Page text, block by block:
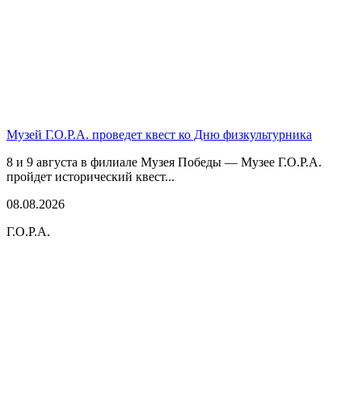
Музей Г.О.Р.А. проведет квест ко Дню физкультурника
8 и 9 августа в филиале Музея Победы — Музее Г.О.Р.А.
пройдет исторический квест...
08.08.2026
Г.О.Р.А.